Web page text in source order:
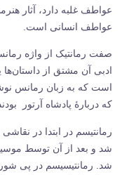
عواطف غلبه دارد، آثار
عواطف انسانی است.
ادبی آن مشتق از
است که به زبان رمانس
که دربارهٔ پادشاه آرتور
رمانتیسم در ابتدا در
شد و بعد از آن توسط
شد. رمانتیسیسم در پی شور